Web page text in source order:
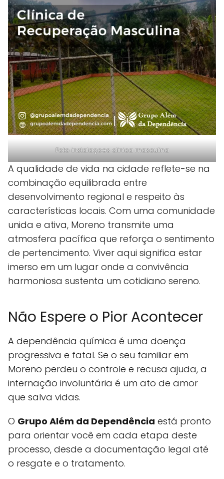
Foto instalaçoes clinica masculina
A qualidade de vida na cidade reflete-se na
combinação equilibrada entre
desenvolvimento regional e respeito às
características locais. Com uma comunidade
unida e ativa, Moreno transmite uma
atmosfera pacífica que reforça o sentimento
de pertencimento. Viver aqui significa estar
imerso em um lugar onde a convivência
harmoniosa sustenta um cotidiano sereno.
Não Espere o Pior Acontecer
A dependência química é uma doença
progressiva e fatal. Se o seu familiar em
Moreno perdeu o controle e recusa ajuda, a
internação involuntária é um ato de amor
que salva vidas.
O Grupo Além da Dependência está pronto
para orientar você em cada etapa deste
processo, desde a documentação legal até
o resgate e o tratamento.